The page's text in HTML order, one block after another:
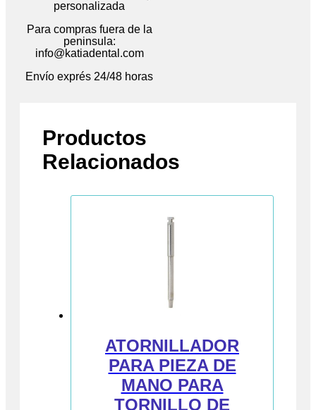
personalizada
Para compras fuera de la
peninsula:
info@katiadental.com
Envío exprés 24/48 horas
Productos
Relacionados
ATORNILLADOR
PARA PIEZA DE
MANO PARA
TORNILLO DE